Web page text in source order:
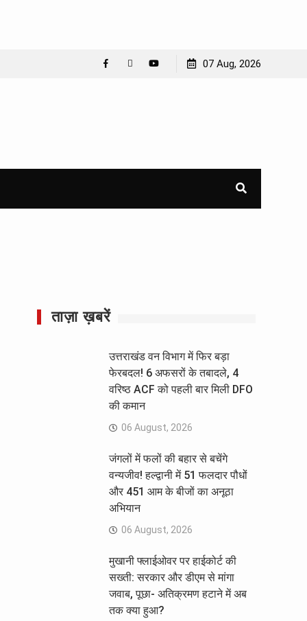
07 Aug, 2026
ताज़ा ख़बरें
उत्तराखंड वन विभाग में फिर बड़ा
फेरबदल! 6 अफसरों के तबादले, 4
वरिष्ठ ACF को पहली बार मिली DFO
की कमान
06 August, 2026
जंगलों में फलों की बहार से बचेंगे
वन्यजीव! हल्द्वानी में 51 फलदार पौधों
और 451 आम के बीजों का अनूठा
अभियान
06 August, 2026
मुखानी फ्लाईओवर पर हाईकोर्ट की
सख्ती: सरकार और डीएम से मांगा
जवाब, पूछा- अतिक्रमण हटाने में अब
तक क्या हुआ?